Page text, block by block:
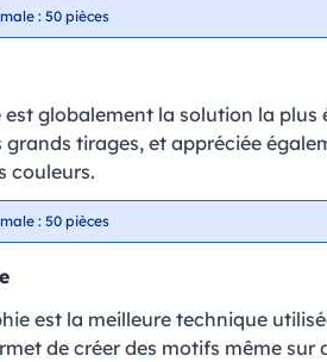
: 50 pièces
est globalement la solution la plus
grands tirages, et appréciée
couleurs.
: 50 pièces
est la meilleure technique
de créer des motifs même sur